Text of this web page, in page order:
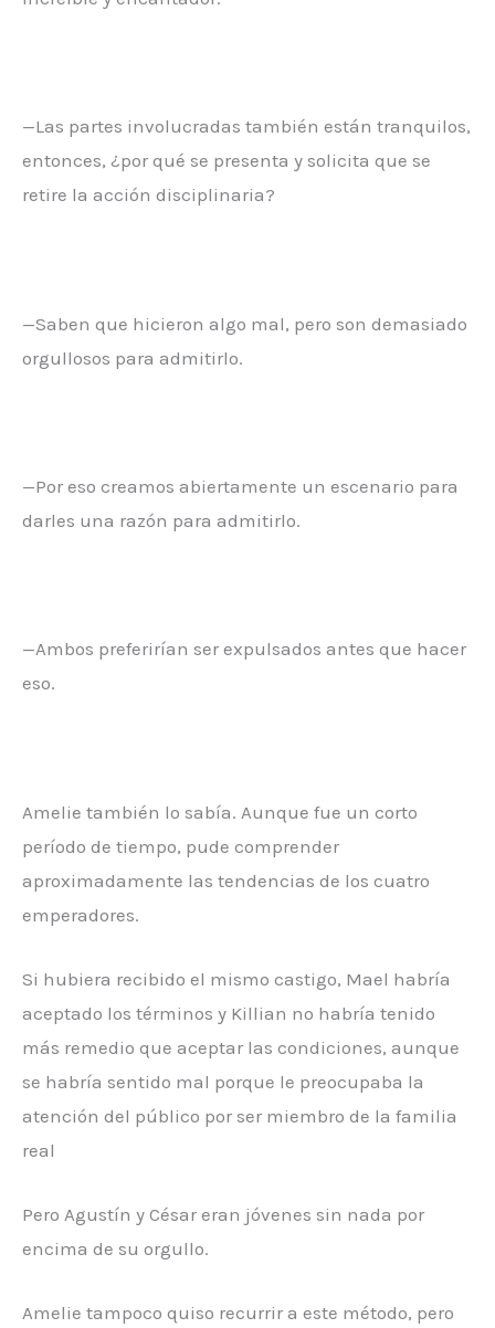
—Las partes involucradas también están tranquilos,
entonces, ¿por qué se presenta y solicita que se
retire la acción disciplinaria?
—Saben que hicieron algo mal, pero son demasiado
orgullosos para admitirlo.
—Por eso creamos abiertamente un escenario para
darles una razón para admitirlo.
—Ambos preferirían ser expulsados antes que hacer
eso.
Amelie también lo sabía. Aunque fue un corto
período de tiempo, pude comprender
aproximadamente las tendencias de los cuatro
emperadores.
Si hubiera recibido el mismo castigo, Mael habría
aceptado los términos y Killian no habría tenido
más remedio que aceptar las condiciones, aunque
se habría sentido mal porque le preocupaba la
atención del público por ser miembro de la familia
real
Pero Agustín y César eran jóvenes sin nada por
encima de su orgullo.
Amelie tampoco quiso recurrir a este método, pero